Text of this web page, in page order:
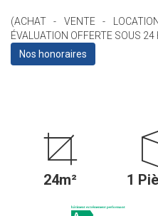
(ACHAT - VENTE -
ÉVALUATION OFFERTE SOUS 24
Nos honoraires
24m² 1